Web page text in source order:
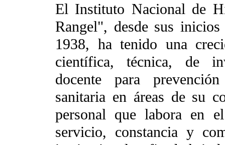
El Instituto Nacional de
Rangel", desde sus
1938, ha tenido una
científica, técnica, de
docente para
sanitaria en áreas de su
personal que labora en
servicio, constancia y